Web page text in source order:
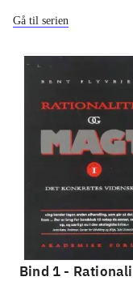
Gå til serien
Bind 1 -